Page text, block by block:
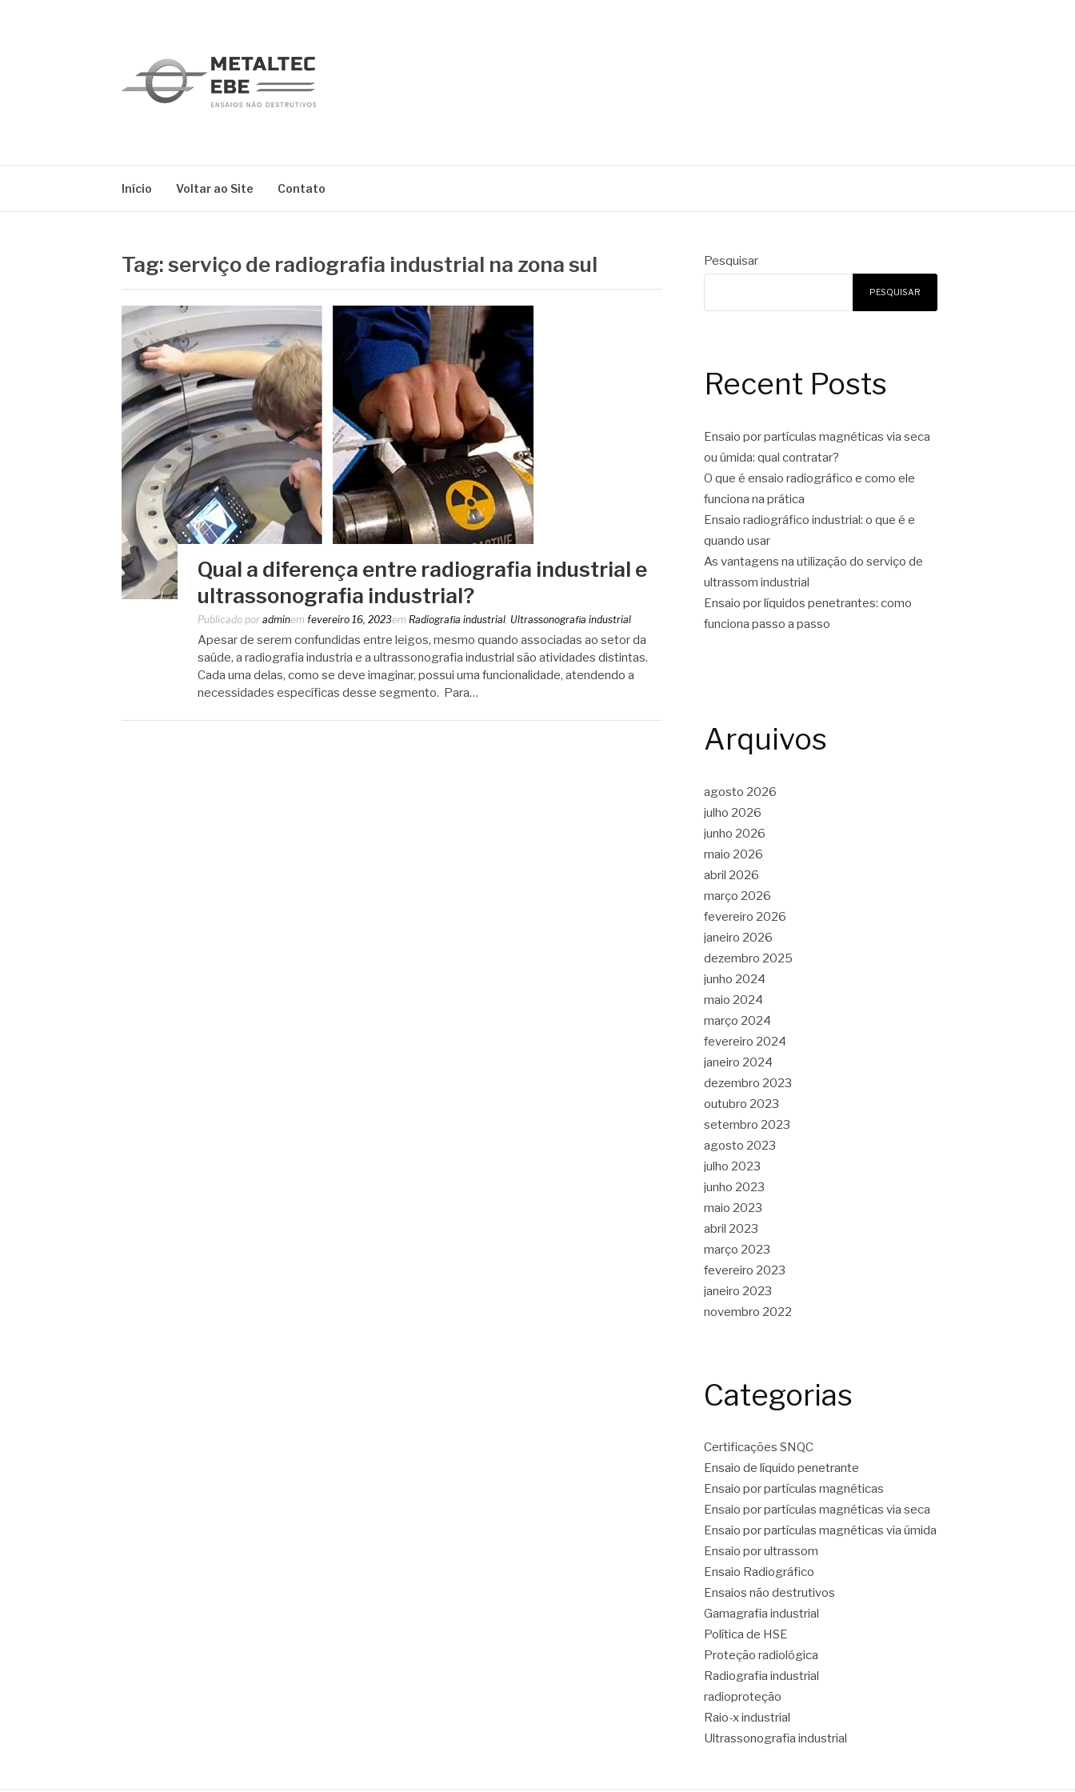
Início Voltar ao Site Contato
Tag:serviço de radiografia industrial na zona sul
Qual a diferença entre radiografia industrial e
ultrassonografia industrial?
Publicado por adminem fevereiro 16, 2023em Radiografia industrial, Ultrassonografia industrial
Apesar de serem confundidas entre leigos, mesmo quando associadas ao setor da
saúde, a radiografia industria e a ultrassonografia industrial são atividades distintas.
Cada uma delas, como se deve imaginar, possui uma funcionalidade, atendendo a
necessidades específicas desse segmento. Para…
Pesquisar
PESQUISAR
Recent Posts
Ensaio por partículas magnéticas via seca
ou úmida: qual contratar?
O que é ensaio radiográfico e como ele
funciona na prática
Ensaio radiográfico industrial: o que é e
quando usar
As vantagens na utilização do serviço de
ultrassom industrial
Ensaio por líquidos penetrantes: como
funciona passo a passo
Arquivos
agosto 2026
julho 2026
junho 2026
maio 2026
abril 2026
março 2026
fevereiro 2026
janeiro 2026
dezembro 2025
junho 2024
maio 2024
março 2024
fevereiro 2024
janeiro 2024
dezembro 2023
outubro 2023
setembro 2023
agosto 2023
julho 2023
junho 2023
maio 2023
abril 2023
março 2023
fevereiro 2023
janeiro 2023
novembro 2022
Categorias
Certificações SNQC
Ensaio de líquido penetrante
Ensaio por partículas magnéticas
Ensaio por partículas magnéticas via seca
Ensaio por partículas magnéticas via úmida
Ensaio por ultrassom
Ensaio Radiográfico
Ensaios não destrutivos
Gamagrafia industrial
Política de HSE
Proteção radiológica
Radiografia industrial
radioproteção
Raio-x industrial
Ultrassonografia industrial